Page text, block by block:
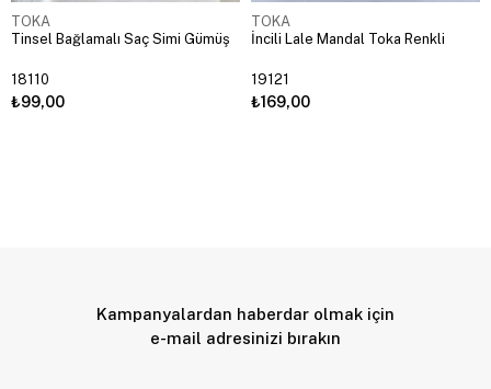
TOKA
Tinsel Bağlamalı Saç Simi Gümüş
18110
₺99,00
TOKA
İncili Lale Mandal Toka Renkli
19121
₺169,00
Kampanyalardan haberdar olmak için
e-mail adresinizi bırakın